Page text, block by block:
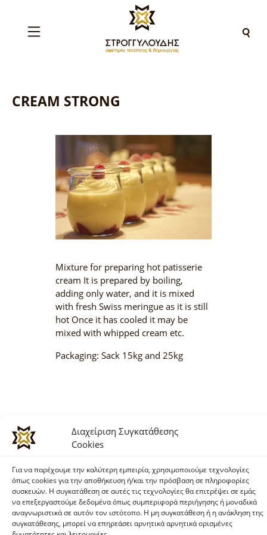
Διαχείριση Συγκατάθεσης
Cookies
Για να παρέχουμε την καλύτερη εμπειρία, χρησιμοποιούμε τεχνολογίες
όπως cookies για την αποθήκευση ή/και την πρόσβαση σε πληροφορίες
συσκευών. Η συγκατάθεση σε αυτές τις τεχνολογίες θα επιτρέψει σε εμάς
να επεξεργαστούμε δεδομένα όπως συμπεριφορά περιήγησης ή μοναδικά
αναγνωριστικά σε αυτόν τον ιστότοπο. Η μη συγκατάθεση ή η ανάκληση της
συγκατάθεσης, μπορεί να επηρεάσει αρνητικά αρνητικά ορισμένες
CREAM STRONG
Mixture for preparing hot patisserie
cream It is prepared by boiling,
adding only water, and it is mixed
with fresh Swiss meringue as it is still
hot Once it has cooled it may be
mixed with whipped cream etc.
Packaging: Sack 15kg and 25kg
T. +30 211 0122 208